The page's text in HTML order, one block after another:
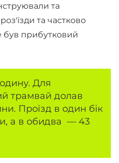
та
та частково
був прибутковий
Для
трамвай долав
Проїзд в один бік
а в обидва — 43